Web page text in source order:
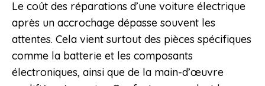
Le coût des réparations d’une voiture électrique
après un accrochage dépasse souvent les
attentes. Cela vient surtout des pièces spécifiques
comme la batterie et les composants
électroniques, ainsi que de la main-d’œuvre